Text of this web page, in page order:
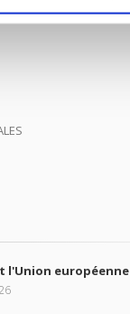
l'Union européenne